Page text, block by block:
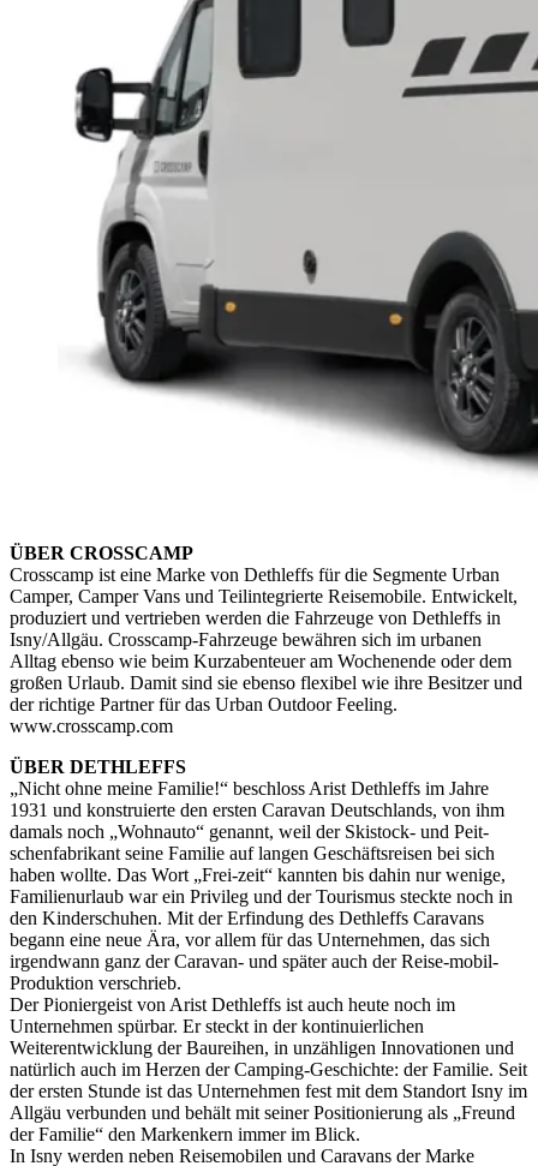
ÜBER CROSSCAMP
Crosscamp ist eine Marke von Dethleffs für die Segmente Urban
Camper, Camper Vans und Teilintegrierte Reisemobile. Entwickelt,
produziert und vertrieben werden die Fahrzeuge von Dethleffs in
Isny/Allgäu. Crosscamp-Fahrzeuge bewähren sich im urbanen
Alltag ebenso wie beim Kurzabenteuer am Wochenende oder dem
großen Urlaub. Damit sind sie ebenso flexibel wie ihre Besitzer und
der richtige Partner für das Urban Outdoor Feeling.
www.crosscamp.com
ÜBER DETHLEFFS
„Nicht ohne meine Familie!“ beschloss Arist Dethleffs im Jahre
1931 und konstruierte den ersten Caravan Deutschlands, von ihm
damals noch „Wohnauto“ genannt, weil der Skistock- und Peit-
schenfabrikant seine Familie auf langen Geschäftsreisen bei sich
haben wollte. Das Wort „Frei-zeit“ kannten bis dahin nur wenige,
Familienurlaub war ein Privileg und der Tourismus steckte noch in
den Kinderschuhen. Mit der Erfindung des Dethleffs Caravans
begann eine neue Ära, vor allem für das Unternehmen, das sich
irgendwann ganz der Caravan- und später auch der Reise-mobil-
Produktion verschrieb.
Der Pioniergeist von Arist Dethleffs ist auch heute noch im
Unternehmen spürbar. Er steckt in der kontinuierlichen
Weiterentwicklung der Baureihen, in unzähligen Innovationen und
natürlich auch im Herzen der Camping-Geschichte: der Familie. Seit
der ersten Stunde ist das Unternehmen fest mit dem Standort Isny im
Allgäu verbunden und behält mit seiner Positionierung als „Freund
der Familie“ den Markenkern immer im Blick.
In Isny werden neben Reisemobilen und Caravans der Marke